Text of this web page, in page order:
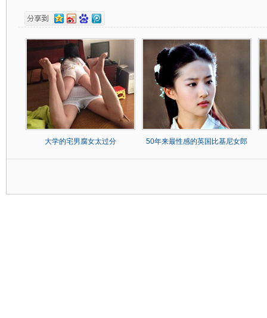
大学的宅男腐女太过分 50年来最性感的英国比基尼女郎